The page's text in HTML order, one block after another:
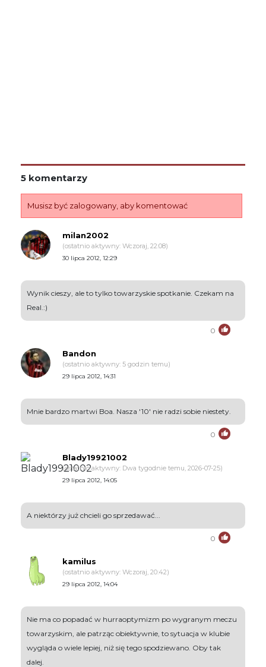
5 komentarzy
Musisz być zalogowany, aby komentować
milan2002
(ostatnio aktywny: Wczoraj, 22:08)
30 lipca 2012, 12:29
Wynik cieszy, ale to tylko towarzyskie spotkanie. Czekam na
Real.:)
0
Bandon
(ostatnio aktywny: 5 godzin temu)
29 lipca 2012, 14:31
Mnie bardzo martwi Boa. Nasza '10' nie radzi sobie niestety.
0
Blady19921002
(ostatnio aktywny: Dwa tygodnie temu, 2026-07-25)
29 lipca 2012, 14:05
A niektórzy już chcieli go sprzedawać...
0
kamilus
(ostatnio aktywny: Wczoraj, 20:42)
29 lipca 2012, 14:04
Nie ma co popadać w hurraoptymizm po wygranym meczu
towarzyskim, ale patrząc obiektywnie, to sytuacja w klubie
wygląda o wiele lepiej, niż się tego spodziewano. Oby tak
dalej.